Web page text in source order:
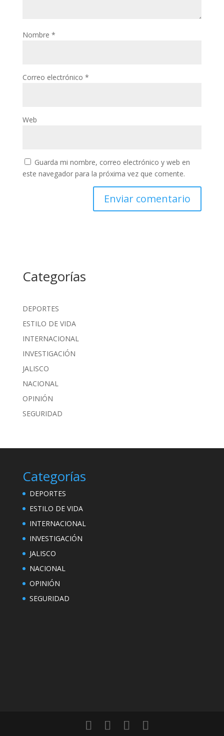
Nombre *
Correo electrónico *
Web
Guarda mi nombre, correo electrónico y web en
este navegador para la próxima vez que comente.
Categorías
DEPORTES
ESTILO DE VIDA
INTERNACIONAL
INVESTIGACIÓN
JALISCO
NACIONAL
OPINIÓN
SEGURIDAD
Categorías
DEPORTES
ESTILO DE VIDA
INTERNACIONAL
INVESTIGACIÓN
JALISCO
NACIONAL
OPINIÓN
SEGURIDAD